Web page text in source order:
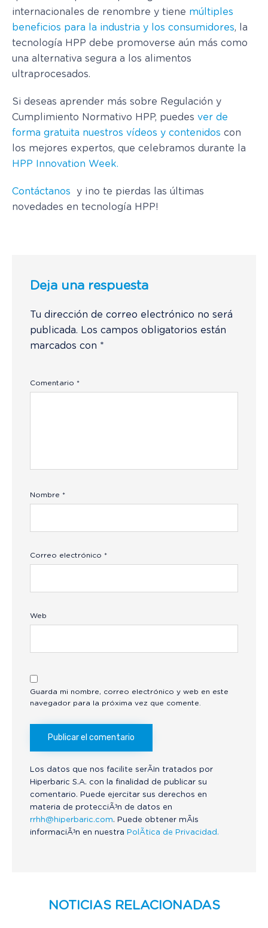
internacionales de renombre y tiene múltiples
beneficios para la industria y los consumidores, la
tecnología HPP debe promoverse aún más como
una alternativa segura a los alimentos
ultraprocesados.
Si deseas aprender más sobre Regulación y
Cumplimiento Normativo HPP, puedes ver de
forma gratuita nuestros vídeos y contenidos con
los mejores expertos, que celebramos durante la
HPP Innovation Week.
Contáctanos y ¡no te pierdas las últimas
novedades en tecnología HPP!
Deja una respuesta
Tu dirección de correo electrónico no será
publicada. Los campos obligatorios están
marcados con *
Comentario *
Nombre *
Correo electrónico *
Web
Guarda mi nombre, correo electrónico y web en este
navegador para la próxima vez que comente.
Los datos que nos facilite serÃ¡n tratados por
Hiperbaric S.A. con la finalidad de publicar su
comentario. Puede ejercitar sus derechos en
materia de protecciÃ³n de datos en
rrhh@hiperbaric.com. Puede obtener mÃ¡s
informaciÃ³n en nuestra PolÃ­tica de Privacidad.
NOTICIAS RELACIONADAS